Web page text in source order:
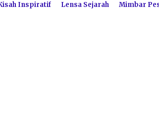
Inspiratif Lensa Sejarah Mimbar